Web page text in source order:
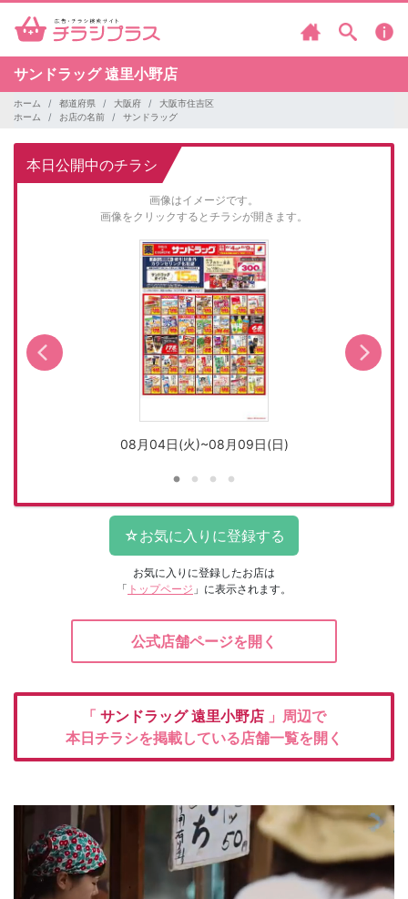
サンドラッグ遠里小野店
ホーム 都道府県 大阪府
大阪市住吉区
ホーム
お店の名前 サンドラッグ
本日公開中のチラシ
画像はイメージです。
画像をクリックするとチラシが開きます。
08月04日(火)~08月09日(日)
お気に入りに登録したお店は
「 トップページ 」に表示されます。
公式店舗ページを開く
「 サンドラッグ遠里小野店 」周辺で
本日チラシを掲載している店舗一覧を開く